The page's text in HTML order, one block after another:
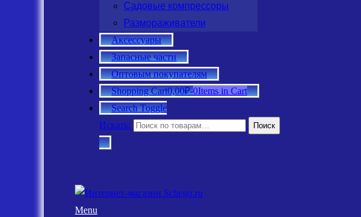
Садовые компрессоры
Размораживатели
Аксессуары
Запасные части
Оптовым покупателям
Shopping Cart0,00₽-0Items in Cart
Search Toggle
Искать:
Поиск
Menu